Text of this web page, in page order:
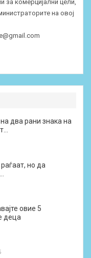
за комерцијални цели,
на овој
два рани знака на
но да
овие 5
деца